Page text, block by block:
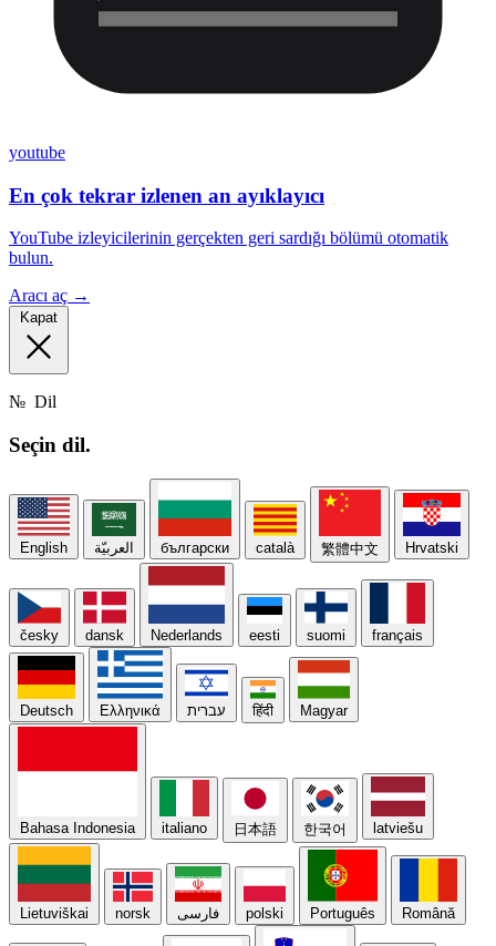
youtube
En çok tekrar izlenen an ayıklayıcı
YouTube izleyicilerinin gerçekten geri sardığı bölümü otomatik
bulun.
Aracı aç →
Kapat
№ Dil
Seçin dil.
English العربيّة български català 繁體中文 Hrvatski
česky dansk Nederlands eesti suomi français
Deutsch Ελληνικά עברית हिंदी Magyar
Bahasa Indonesia italiano 日本語 한국어 latviešu
Lietuviškai norsk فارسی polski Português Română